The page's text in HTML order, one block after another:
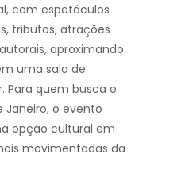
com espetáculos
tributos, atrações
aproximando
uma sala de
Para quem busca o
Janeiro, o evento
opção cultural em
movimentadas da